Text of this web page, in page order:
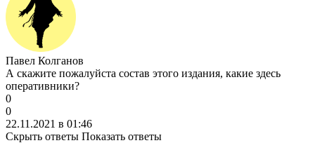
Павел Колганов
А скажите пожалуйста состав этого издания, какие здесь
оперативники?
0
0
22.11.2021 в 01:46
Скрыть ответы Показать ответы